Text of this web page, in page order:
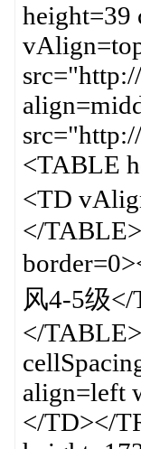
height=39
<TABLE
<TD
</
风4-5级
</
align=left
</TD></